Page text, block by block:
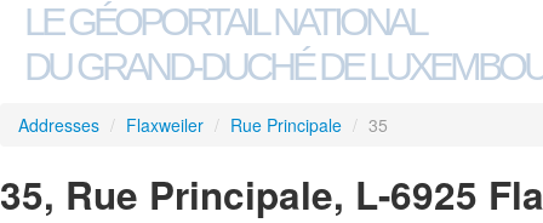
LE GÉOPORTAIL NATIONAL
DU GRAND-DUCHÉ DE
Addresses / Flaxweiler / Rue Principale / 35
35, Rue Principale, L-6925